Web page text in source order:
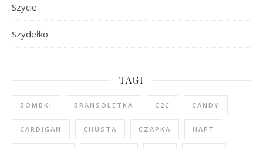
Szycie
Szydełko
TAGI
BOMBKI BRANSOLETKA C2C CANDY
CARDIGAN CHUSTA CZAPKA HAFT